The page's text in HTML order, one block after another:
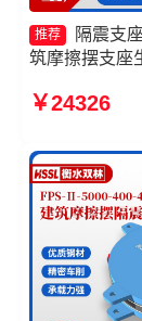
推荐
隔震支
筑摩擦摆支座
工厂 摩擦摆隔
￥24326